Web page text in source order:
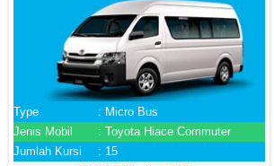
Type
: Micro Bus
Jenis Mobil
: Toyota Hiace Commuter
Jumlah Kursi
: 15